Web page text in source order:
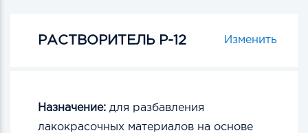
РАСТВОРИТЕЛЬ Р-12 Изменить
Назначение: для разбавления
лакокрасочных материалов на основе